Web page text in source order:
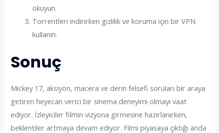
okuyun.
Torrentleri indirirken gizlilik ve koruma için bir VPN
kullanın.
Sonuç
Mickey 17, aksiyon, macera ve derin felsefi soruları bir araya
getiren heyecan verici bir sinema deneyimi olmayı vaat
ediyor. İzleyiciler filmin vizyona girmesine hazırlanırken,
beklentiler artmaya devam ediyor. Filmi piyasaya çıktığı anda